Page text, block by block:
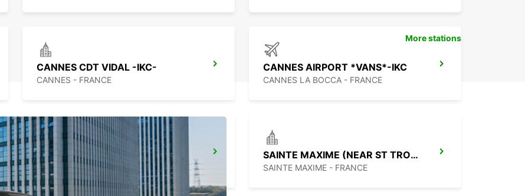
CANNES CDT VIDAL -IKC-
CANNES - FRANCE
CANNES AIRPORT *VANS*-IKC
CANNES LA BOCCA - FRANCE
DRAGUIGNAN -IKC-
DRAGUIGNAN - FRANCE
SAINTE MAXIME (NEAR ST TROPEZ)-IKC-
SAINTE MAXIME - FRANCE
More stations